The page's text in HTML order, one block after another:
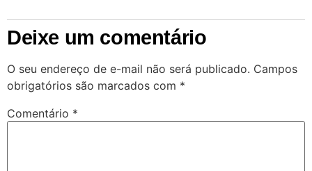
Deixe um comentário
O seu endereço de e-mail não será publicado. Campos
obrigatórios são marcados com *
Comentário *